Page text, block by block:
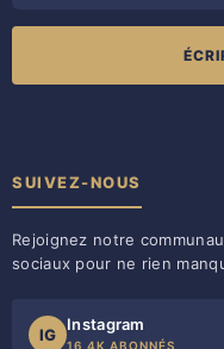
SUIVEZ-NOUS
Rejoignez notre
sociaux pour ne rien
IG
Instagram
16,4K ABONNÉS